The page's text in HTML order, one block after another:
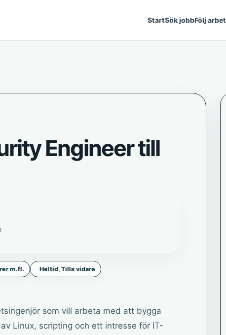
StartSök jobbFölj
Engineer till
m.fl. Heltid, Tills vidare
som vill arbeta med att bygga
Linux, scripting och ett intresse för IT-